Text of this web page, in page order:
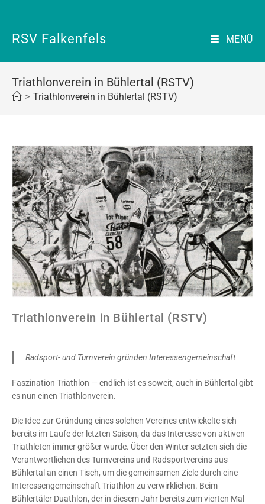
springen
RSV Falkenfels MENÜ
Triathlonverein in Bühlertal (RSTV)
> Triathlonverein in Bühlertal (RSTV)
Triathlonverein in Bühlertal (RSTV)
Radsport- und Turnverein gründen Interessengemeinschaft
Faszination Triathlon — endlich ist es soweit, auch in Bühlertal gibt
es nun einen Triathlonverein.
Die Idee zur Gründung eines solchen Vereines entwickelte sich
bereits im Laufe der letzten Saison, da das Interesse von aktiven
Triathleten immer größer wurde. Über den Winter setzten sich die
Verantwortlichen des Turnvereins und Radsportvereins aus
Bühlertal an einen Tisch, um die gemeinsamen Ziele durch eine
Interessengemeinschaft Triathlon zu verwirklichen. Beim
Bühlertäler Duathlon, der in diesem Jahr bereits zum vierten Mal